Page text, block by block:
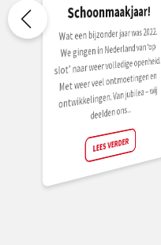
Schoonmaakjaar!
Wat een bijzonder jaar was 2022.
We gingen in Nederland van ‘op
slot’ naar weer volledige openheid.
Met weer veel ontmoetingen en
ontwikkelingen. Van jubilea – wij
deelden ons...
LEES VERDER